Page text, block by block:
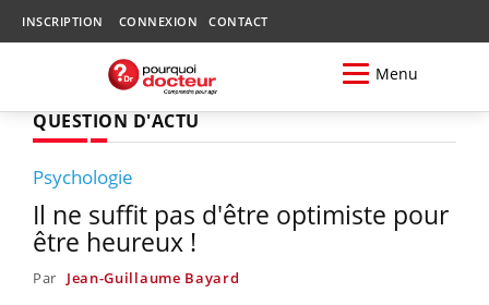
INSCRIPTION CONNEXION CONTACT
Menu
QUESTION D'ACTU
Psychologie
Il ne suffit pas d'être optimiste pour
être heureux !
Par Jean-Guillaume Bayard